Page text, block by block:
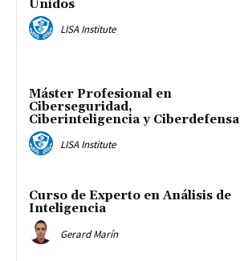
Unidos
LISA Institute
Máster Profesional en
Ciberseguridad,
Ciberinteligencia y Ciberdefensa
LISA Institute
Curso de Experto en Análisis de
Inteligencia
Gerard Marín